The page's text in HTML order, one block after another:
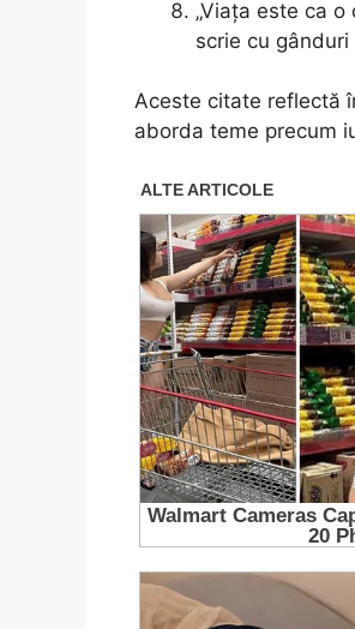
„Viața este ca
scrie cu
Aceste citate reflectă
aborda teme precum